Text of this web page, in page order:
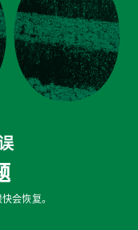
会恢复。